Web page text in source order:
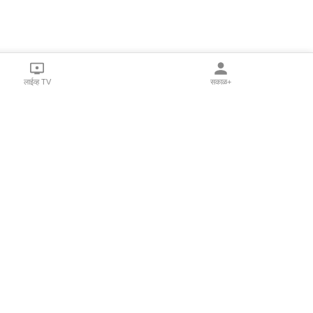
लाईव्ह TV सकाळ+